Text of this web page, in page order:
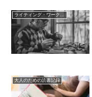
ライティング・ワークショップ
大人のための読書記録